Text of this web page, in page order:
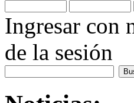
Ingresar con
de la sesión